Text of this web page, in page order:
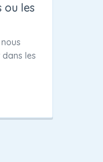
ou les
les